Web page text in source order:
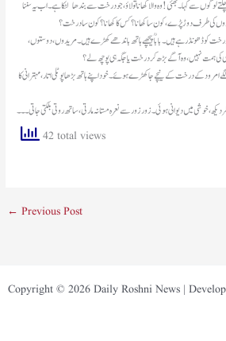
لوگوں سے کہا۔ بھئی! وہ والا کھانا تو لاؤ، جو درخت سے بندھا لٹکا ہے۔ اب یہ سننا
کی طرف دوڑ پڑے، کون سا کھانا؟ کس کا کھانا؟ کون سا درخت؟
درخت کو ڈھونڈ رہے ہیں۔ باباؒ پیچھے ہاتھ باندھے کھڑے ہیں۔ مریدوں، دوستوں،
کی ہمت نہیں، وہ آگےبڑھ کر درخت یا جگہ ہی پوچھ لے؟
امرود کے درخت کے نیچے جا کھڑے ہوئے۔ خود اپنے ہاتھ بڑھا پوٹلی اتار، مہترانی کا
دیکھ، خوشی میں دیوانی ہوئی۔ زور زور سے نعرہ مستانہ مارتی، ساتھ روتی بلکتی جاتی۔۔۔
42 total views
← Previous Post
Copyright © 2026 Daily Roshni News |